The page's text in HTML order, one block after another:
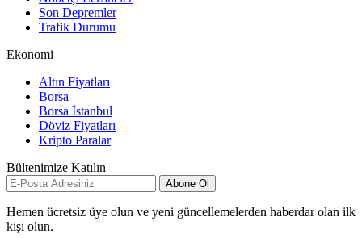
Son Depremler
Trafik Durumu
Ekonomi
Altın Fiyatları
Borsa
Borsa İstanbul
Döviz Fiyatları
Kripto Paralar
Bültenimize Katılın
Abone Ol
Hemen ücretsiz üye olun ve yeni güncellemelerden haberdar olan ilk
kişi olun.